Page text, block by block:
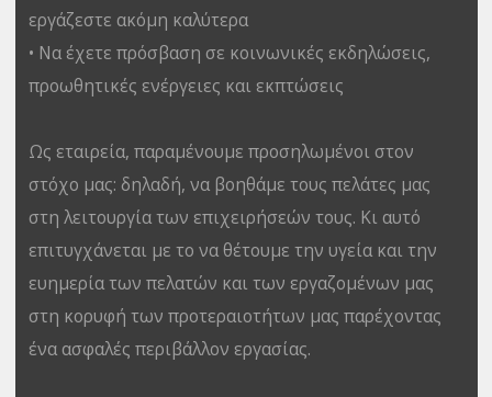
εργάζεστε ακόμη καλύτερα
• Να έχετε πρόσβαση σε κοινωνικές εκδηλώσεις,
προωθητικές ενέργειες και εκπτώσεις
Ως εταιρεία, παραμένουμε προσηλωμένοι στον
στόχο μας: δηλαδή, να βοηθάμε τους πελάτες μας
στη λειτουργία των επιχειρήσεών τους. Κι αυτό
επιτυγχάνεται με το να θέτουμε την υγεία και την
ευημερία των πελατών και των εργαζομένων μας
στη κορυφή των προτεραιοτήτων μας παρέχοντας
ένα ασφαλές περιβάλλον εργασίας.